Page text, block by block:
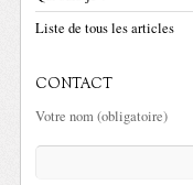
Liste de tous les articles
CONTACT
Votre nom (obligatoire)